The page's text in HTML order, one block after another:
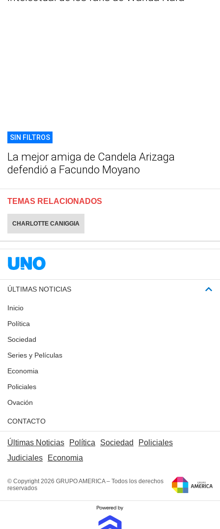
SIN FILTROS
La mejor amiga de Candela Arizaga
defendió a Facundo Moyano
TEMAS RELACIONADOS
CHARLOTTE CANIGGIA
ÚLTIMAS NOTICIAS
Inicio
Política
Sociedad
Series y Películas
Economia
Policiales
Ovación
CONTACTO
Últimas Noticias Política Sociedad
Policiales
Judiciales
Economia
© Copyright 2026 GRUPO AMERICA – Todos los derechos
reservados